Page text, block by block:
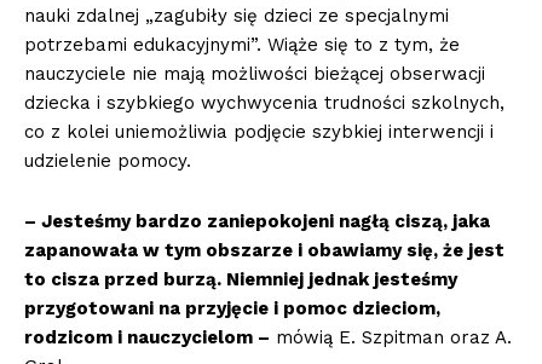
nauki zdalnej „zagubiły się dzieci ze specjalnymi
potrzebami edukacyjnymi”. Wiąże się to z tym, że
nauczyciele nie mają możliwości bieżącej obserwacji
dziecka i szybkiego wychwycenia trudności szkolnych,
co z kolei uniemożliwia podjęcie szybkiej interwencji i
udzielenie pomocy.
– Jesteśmy bardzo zaniepokojeni nagłą ciszą, jaka
zapanowała w tym obszarze i obawiamy się, że jest
to cisza przed burzą. Niemniej jednak jesteśmy
przygotowani na przyjęcie i pomoc dzieciom,
rodzicom i nauczycielom – mówią E. Szpitman oraz A.